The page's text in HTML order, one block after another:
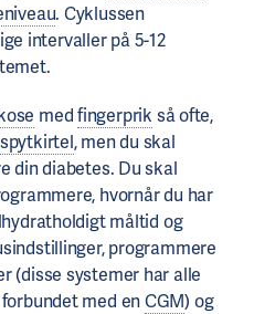
. Cyklussen
intervaller på 5-12
medfingerprik så ofte,
, men du skal
din diabetes. Du skal
hvornår du har
måltid og
programmere
(disse systemer har alle
med enCGM) og